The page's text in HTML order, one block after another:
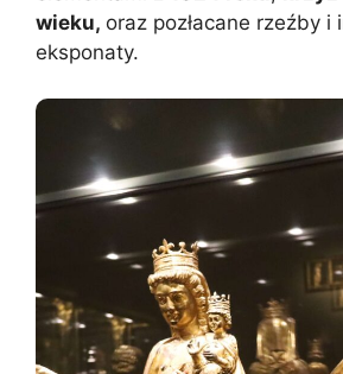
wieku, oraz pozłacane rzeźby i
eksponaty.